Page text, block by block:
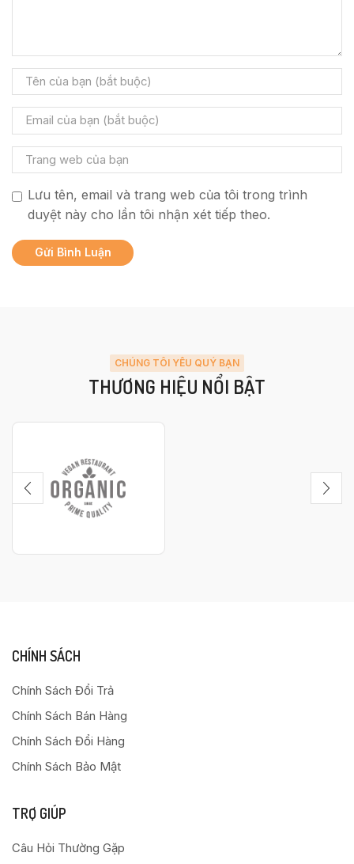
Lưu tên, email và trang web của tôi trong trình
duyệt này cho lần tôi nhận xét tiếp theo.
CHÚNG TÔI YÊU QUÝ BẠN
THƯƠNG HIỆU NỔI BẬT
CHÍNH SÁCH
Chính Sách Đổi Trả
Chính Sách Bán Hàng
Chính Sách Đổi Hàng
Chính Sách Bảo Mật
TRỢ GIÚP
Câu Hỏi Thường Gặp